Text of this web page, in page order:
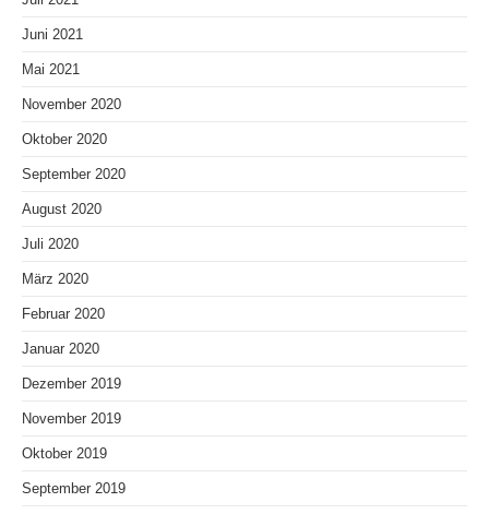
Juni 2021
Mai 2021
November 2020
Oktober 2020
September 2020
August 2020
Juli 2020
März 2020
Februar 2020
Januar 2020
Dezember 2019
November 2019
Oktober 2019
September 2019